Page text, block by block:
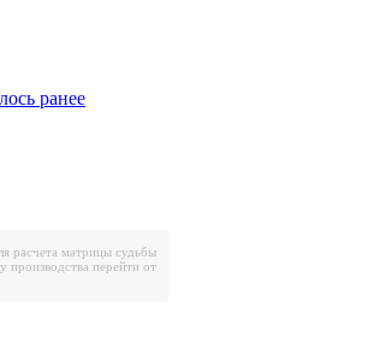
ранее
расчета матрицы судьбы
производства перейти от